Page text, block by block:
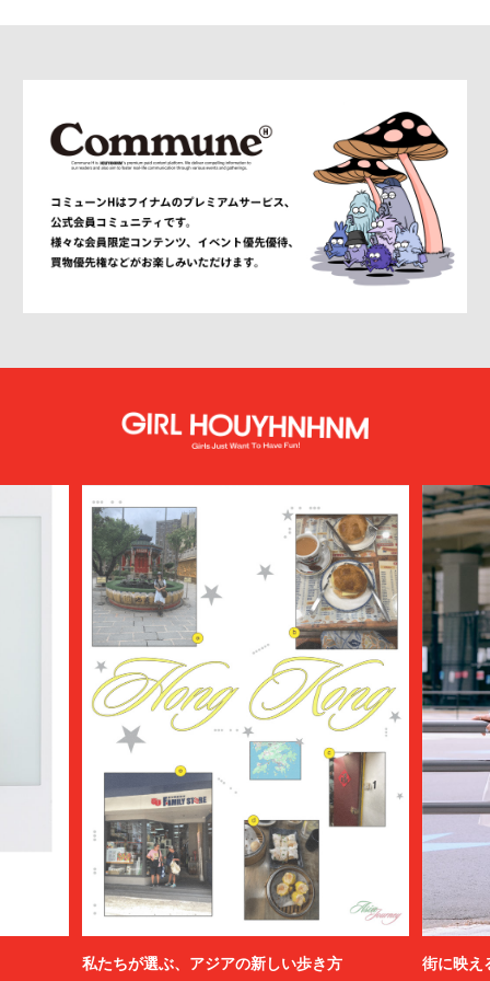
私たちが選ぶ、アジアの新しい歩き方 街に映え